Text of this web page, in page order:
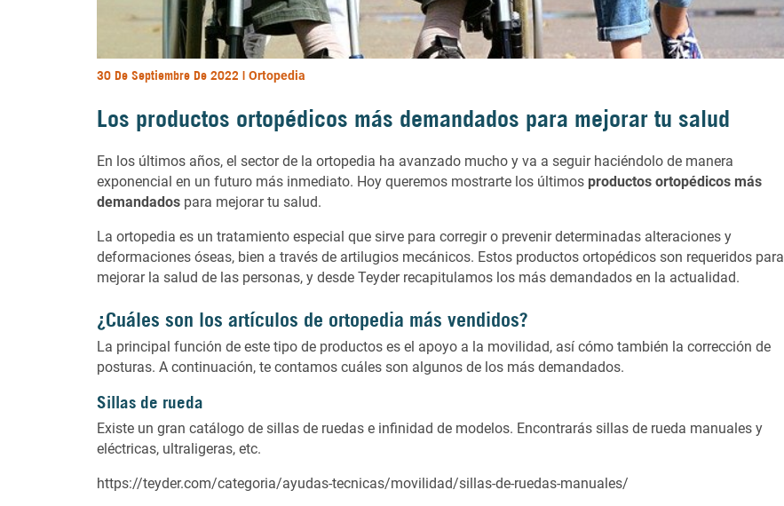
30 De Septiembre De 2022 |Ortopedia
Los productos ortopédicos más demandados para mejorar tu salud
En los últimos años, el sector de la ortopedia ha avanzado mucho y va a seguir haciéndolo de manera
exponencial en un futuro más inmediato. Hoy queremos mostrarte los últimos productos ortopédicos más
demandados para mejorar tu salud.
La ortopedia es un tratamiento especial que sirve para corregir o prevenir determinadas alteraciones y
deformaciones óseas, bien a través de artilugios mecánicos. Estos productos ortopédicos son requeridos para
mejorar la salud de las personas, y desdeTeyderrecapitulamos los más demandados en la actualidad.
¿Cuáles son los artículos de ortopedia más vendidos?
La principal función de este tipo de productos es el apoyo a la movilidad, así cómo también la corrección de
posturas. A continuación, te contamos cuáles son algunos de los más demandados.
Sillas de rueda
Existe un gran catálogo de sillas de ruedas e infinidad de modelos. Encontrarás sillas de rueda manuales y
eléctricas, ultraligeras, etc.
https://teyder.com/categoria/ayudas-tecnicas/movilidad/sillas-de-ruedas-manuales/